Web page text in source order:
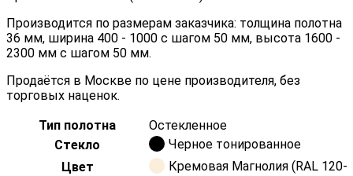
Производится по размерам заказчика: толщина полотна
36 мм, ширина 400 - 1000 с шагом 50 мм, высота 1600 -
2300 мм с шагом 50 мм.
Продаётся в Москве по цене производителя, без
торговых наценок.
Тип полотна
Остекленное
Стекло
Черное тонированное
Цвет
Кремовая Магнолия (RAL 120-